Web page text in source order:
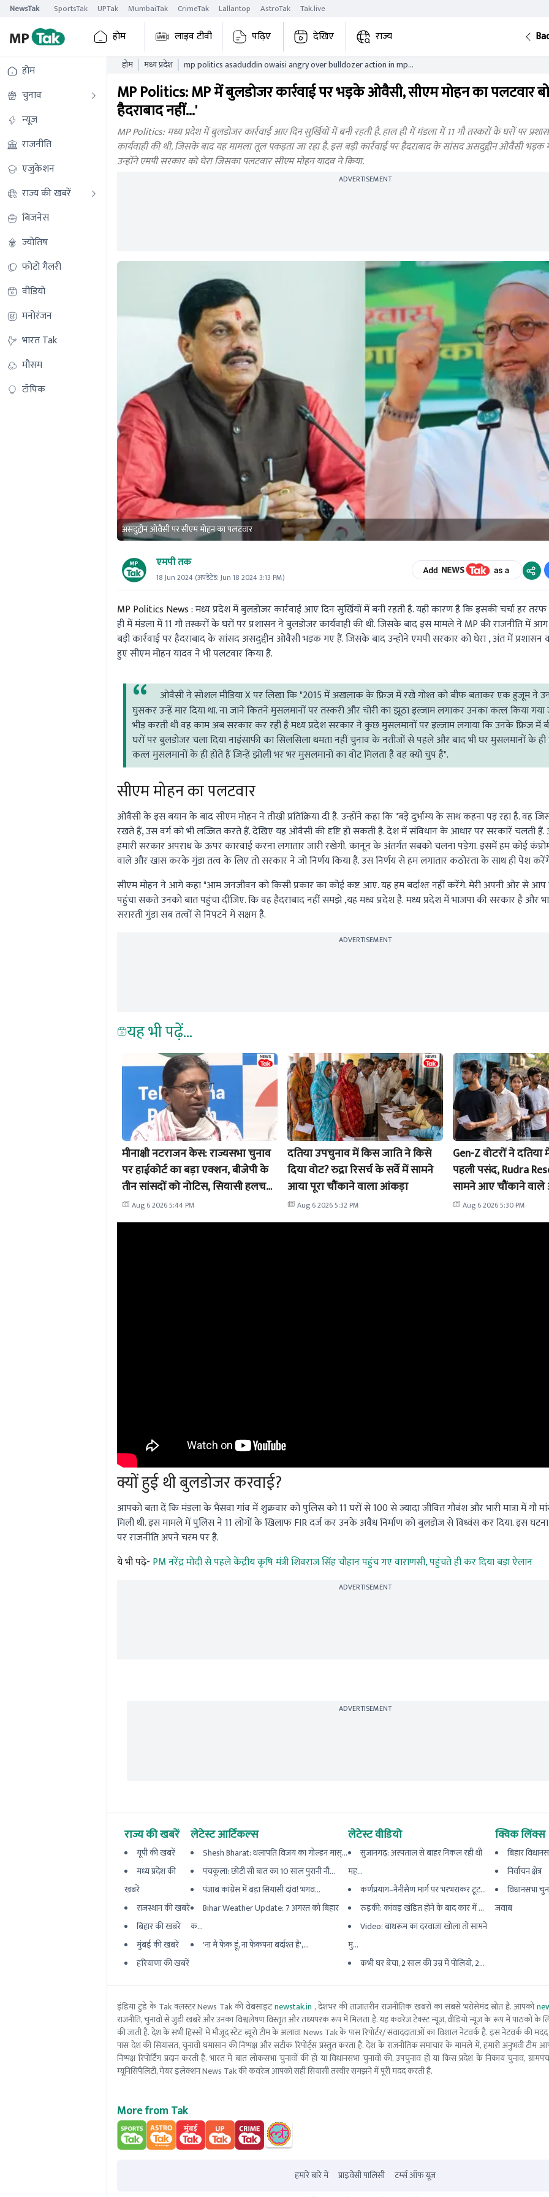
NewsTak SportsTak UPTak MumbaiTak CrimeTak Lallantop AstroTak Tak.live
होम लाइव टीवी पढ़िए देखिए राज्य
होम
चुनाव
न्यूज़
राजनीति
एजुकेशन
राज्य की खबरें
बिजनेस
ज्योतिष
फोटो गैलरी
वीडियो
मनोरंजन
भारत Tak
मौसम
टॉपिक
होम मध्य प्रदेश
mp politics asaduddin owaisi angry over bulldozer action in mp
MP Politics: MP में बुलडोजर कार्रवाई पर भड़के ओवैसी, सीएम मोहन का पलटवार
हैदराबाद नहीं...'
MP Politics: मध्य प्रदेश में बुलडोजर कार्रवाई आए दिन सुर्खियों में बनी रहती है. हाल ही में मंडला में 11 गौ तस्करों के घरों पर
कार्यवाही की थी. जिसके बाद यह मामला तूल पकड़ता जा रहा है. इस बड़ी कार्रवाई पर हैदराबाद के सांसद असदुद्दीन ओवैसी
उन्होंने एमपी सरकार को घेरा जिसका पलटवार सीएम मोहन यादव ने किया.
ADVERTISEMENT
असदुद्दीन ओवैसी पर सीएम मोहन का पलटवार
एमपी तक
18 Jun 2024 (अपडेटेड: Jun 18 2024 3:13 PM)
MP Politics News :मध्य प्रदेश में बुलडोजर कार्रवाई आए दिन सुर्खियों में बनी रहती है. यही कारण है कि इसकी चर्चा हर तरफ
ही में मंडला में 11 गौ तस्करों के घरों पर प्रशासन ने बुलडोजर कार्यवाही की थी. जिसके बाद इस मामले ने MP की राजनीति में
बड़ी कार्रवाई पर हैदराबाद के सांसद असदुद्दीन ओवैसी भड़क गए हैं. जिसके बाद उन्होंने एमपी सरकार को घेरा , अंत में प्रशासन
हुए सीएम मोहन यादव ने भी पलटवार किया है.
ओवैसी ने सोशल मीडिया X पर लिखा कि "2015 में अखलाक के फ्रिज में रखे गोश्त को बीफ बताकर एक हुजूम ने
घुसकर उन्हें मार दिया था. ना जाने कितने मुसलमानों पर तस्करी और चोरी का झूठा इल्जाम लगाकर उनका कत्ल किया
भीड़ करती थी वह काम अब सरकार कर रही है मध्य प्रदेश सरकार ने कुछ मुसलमानों पर इल्जाम लगाया कि उनके फ्रिज में
घरों पर बुलडोजर चला दिया नाइंसाफी का सिलसिला थमता नहीं चुनाव के नतीजों से पहले और बाद भी घर मुसलमानों के ही
कत्ल मुसलमानों के ही होते हैं जिन्हें झोली भर भर मुसलमानों का वोट मिलता है वह क्यों चुप है".
सीएम मोहन का पलटवार
ओवैसी के इस बयान के बाद सीएम मोहन ने तीखी प्रतिक्रिया दी है. उन्होंने कहा कि "बड़े दुर्भाग्य के साथ कहना पड़ रहा है. वह
रखते हैं, उस वर्ग को भी लज्जित करते हैं. देखिए यह ओवैसी की दृष्टि हो सकती है. देश में संविधान के आधार पर सरकारें चलती हैं.
हमारी सरकार अपराध के ऊपर कारवाई करना लगातार जारी रखेगी. कानून के अंतर्गत सबको चलना पड़ेगा. इसमें हम कोई
वाले और खास करके गुंडा तत्व के लिए तो सरकार ने जो निर्णय किया है. उस निर्णय से हम लगातार कठोरता के साथ ही पेश
सीएम मोहन ने आगे कहा "आम जनजीवन को किसी प्रकार का कोई कष्ट आए. यह हम बर्दाश्त नहीं करेंगे. मेरी अपनी ओर से
पहुंचा सकते उनको बात पहुंचा दीजिए. कि वह हैदराबाद नहीं समझे ,यह मध्य प्रदेश है. मध्य प्रदेश में भाजपा की सरकार है और
सरारती गुंडा सब तत्वों से निपटने में सक्षम है.
ADVERTISEMENT
यह भी पढ़ें...
मीनाक्षी नटराजन केस: राज्यसभा चुनाव
पर हाईकोर्ट का बड़ा एक्शन, बीजेपी के
तीन सांसदों को नोटिस, सियासी हलचल
बढ़ीAug 6 2026 5:44 PM
दतिया उपचुनाव में किस जाति ने किसे
दिया वोट? रुद्रा रिसर्च के सर्वे में सामने
आया पूरा चौंकाने वाला आंकड़ा
Aug 6 2026 5:32 PM
Gen-Z वोटरों ने
पहली पसंद, Rudra
सामने आए चौंकाने
Aug 6 2026 5:30 PM
क्यों हुई थी बुलडोजर करवाई?
आपको बता दें कि मंडला के भैंसवा गांव में शुक्रवार को पुलिस को 11 घरों से 100 से ज्यादा जीवित गौवंश और भारी मात्रा में गौ
मिली थी. इस मामले में पुलिस ने 11 लोगों के खिलाफ FIR दर्ज कर उनके अवैध निर्माण को बुलडोज से विध्वंस कर दिया. इस
पर राजनीति अपने चरम पर है.
ये भी पढ़े- PM नरेंद्र मोदी से पहले केंद्रीय कृषि मंत्री शिवराज सिंह चौहान पहुंच गए वाराणसी, पहुंचते ही कर दिया बड़ा ऐलान
ADVERTISEMENT
ADVERTISEMENT
राज्य की खबरें
यूपी की खबरें
मध्य प्रदेश की
खबरें
राजस्थान की खबरें
बिहार की खबरें
मुंबई की खबरें
हरियाणा की खबरें
लेटेस्ट आर्टिकल्स
Shesh Bharat: थलापति विजय का गोल्डन मास्...
पंचकूला: छोटी सी बात का 10 साल पुरानी नौ...
पंजाब कांग्रेस में बड़ा सियासी दांव! भगव...
Bihar Weather Update: 7 अगस्त को बिहार
क...
'ना मैं फेक हूं, ना फेकपना बर्दाश्त है',...
लेटेस्ट वीडियो
सुजानगढ़: अस्पताल से बाहर निकल रही थी
मह...
कर्णप्रयाग–नैनीसैंण मार्ग पर भरभराकर टूट...
रुड़की: कांवड़ खंडित होने के बाद कार में ...
Video: बाथरूम का दरवाजा खोला तो सामने
मु...
कभी घर बेचा, 2 साल की उम्र में पोलियो, 2...
क्विक लिंक्स
बिहार
निर्वाचन क्षेत्र
विधानसभा
जवाब
इंडिया टुडे के Tak क्लस्टर News Tak की वेबसाइटnewstak.in , देशभर की ताजातरीन राजनीतिक खबरों का सबसे भरोसेमंद स्रोत है. आपको
राजनीति, चुनावों से जुड़ी खबरें और उनका विश्वलेषण विस्तृत और तथ्यपरक रूप में मिलता है. यह कवरेज टेक्स्ट न्यूज, वीडियो न्यूज के रूप में पाठकों के
की जाती है. देश के सभी हिस्सों में मौजूद स्टेट ब्यूरो टीम के अलावा News Tak के पास रिपोर्टर/ संवाददाताओं का विशाल नेटवर्क है. इस नेटवर्क की
पास देश की सियासत, चुनावी घमासान की निष्पक्ष और सटीक रिपोर्ट्स प्रस्तुत करता है. देश के राजनीतिक समाचार के मामले में, हमारी अनुभवी
निष्पक्ष रिपोर्टिंग प्रदान करती है. भारत में बात लोकसभा चुनावों की हो या विधानसभा चुनावों की, उपचुनाव हों या किस प्रदेश के निकाय चुनाव,
म्यूनिसिपैलिटी, मेयर इलेक्शन News Tak की कवरेज आपको सही सियासी तस्वीर समझने में पूरी मदद करती है.
More from Tak
हमारे बारे में प्राइवेसी पालिसी टर्म्स ऑफ यूज